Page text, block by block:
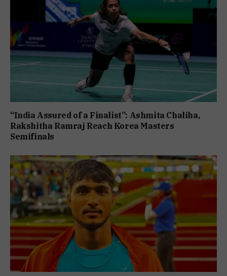
“India Assured of a Finalist”: Ashmita Chaliha,
Rakshitha Ramraj Reach Korea Masters
Semifinals